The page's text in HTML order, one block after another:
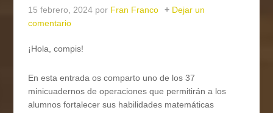
15 febrero, 2024 por Fran Franco
Dejar un
comentario
¡Hola, compis!
En esta entrada os comparto uno de los 37
minicuadernos de operaciones que permitirán a los
alumnos fortalecer sus habilidades matemáticas